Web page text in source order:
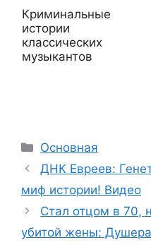
Криминальные
истории
классических
музыкантов
Рубрики
Основная
ДНК Евреев:
миф истории! Видео
Стал отцом в 70,
убитой жены: